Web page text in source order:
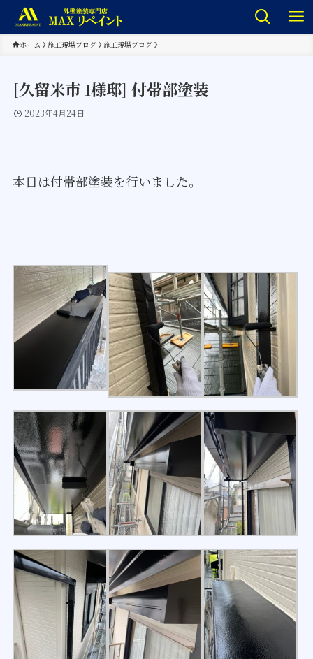
ホーム 施工現場ブログ 施工現場ブログ
[久留米市 I様邸] 付帯部塗装
2023年4月24日
本日は付帯部塗装を行いました。